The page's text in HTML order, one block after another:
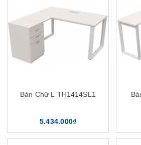
Bàn Chữ L TH1414SL1
5.434.000₫